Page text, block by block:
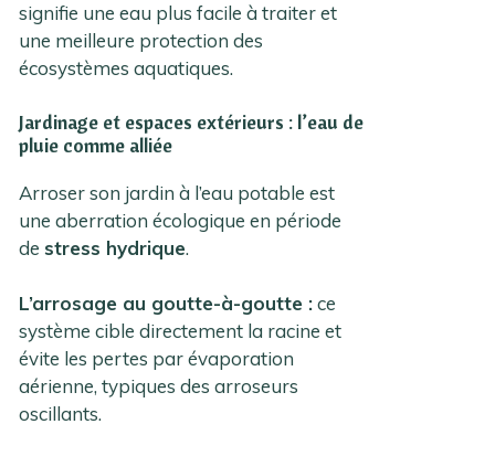
signifie une eau plus facile à traiter et
une meilleure protection des
écosystèmes aquatiques.
Jardinage et espaces extérieurs : l’eau de
pluie comme alliée
Arroser son jardin à l’eau potable est
une aberration écologique en période
destress hydrique.
L’arrosage au goutte-à-goutte :ce
système cible directement la racine et
évite les pertes par évaporation
aérienne, typiques des arroseurs
oscillants.